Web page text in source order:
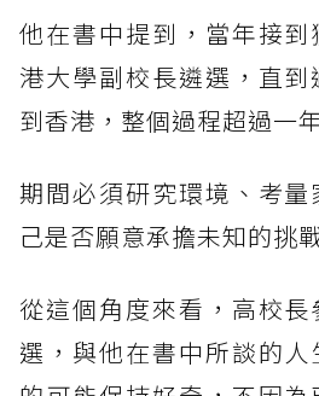
他在書中提到，當年接
港大學副校長遴選，直
到香港，整個過程超過一
期間必須研究環境、考
己是否願意承擔未知的挑
從這個角度來看，高校
選，與他在書中所談的